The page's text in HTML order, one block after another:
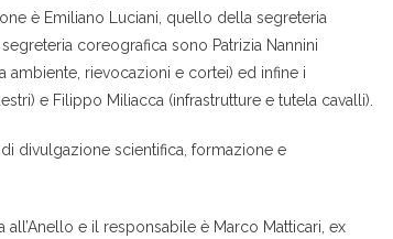
è Emiliano Luciani, quello della segreteria
coreografica sono Patrizia Nannini
ambiente, rievocazioni e cortei) ed infine i
e Filippo Miliacca (infrastrutture e tutela cavalli).
divulgazione scientifica, formazione e
all’Anello e il responsabile è Marco Matticari, ex